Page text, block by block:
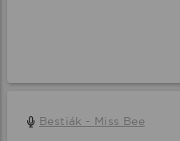
Bestiák - Miss Bee